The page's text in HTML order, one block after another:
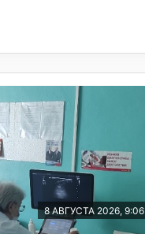
8 АВГУСТА 2026, 9:06